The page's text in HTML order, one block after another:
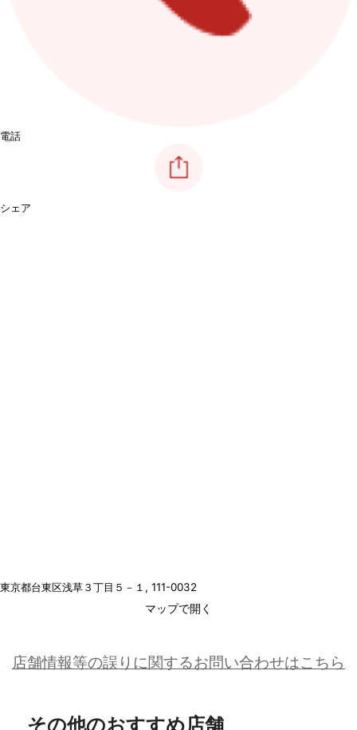
電話
シェア
東京都台東区浅草３丁目５－１ , 111-0032
マップで開く
店舗情報等の誤りに関するお問い合わせはこちら
その他のおすすめ店舗